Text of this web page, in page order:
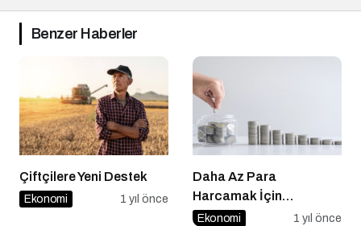
Benzer Haberler
Çiftçilere Yeni Destek
Ekonomi 1 yıl önce
Daha Az Para
Harcamak İçin
Uygulayabileceğin 5
Ekonomi 1 yıl önce